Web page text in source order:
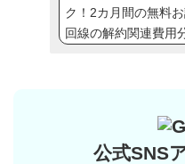
ク！2カ月間の無料
回線の解約関連費用
公式SNS